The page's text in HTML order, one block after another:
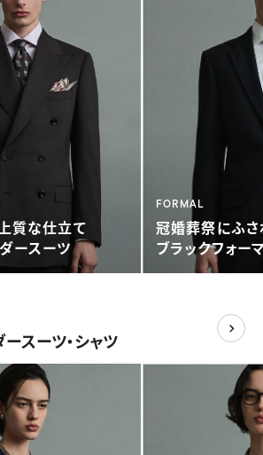
質な仕立て
ースーツ
FORMAL
冠婚葬祭にふさ
ブラックフォー
スーツ・シャツ